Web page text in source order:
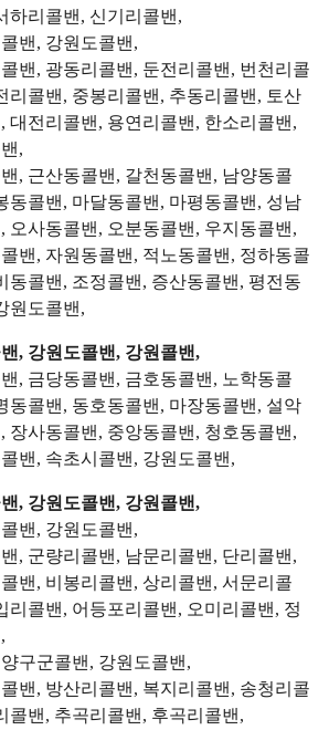
하리콜밴, 신기리콜밴,
밴, 강원도콜밴,
밴, 광동리콜밴, 둔전리콜밴, 번천리콜
리콜밴, 중봉리콜밴, 추동리콜밴, 토산
대전리콜밴, 용연리콜밴, 한소리콜밴,
,
, 근산동콜밴, 갈천동콜밴, 남양동콜
동콜밴, 마달동콜밴, 마평동콜밴, 성남
오사동콜밴, 오분동콜밴, 우지동콜밴,
밴, 자원동콜밴, 적노동콜밴, 정하동콜
동콜밴, 조정콜밴, 증산동콜밴, 평전동
원도콜밴,
, 강원도콜밴, 강원콜밴,
, 금당동콜밴, 금호동콜밴, 노학동콜
동콜밴, 동호동콜밴, 마장동콜밴, 설악
장사동콜밴, 중앙동콜밴, 청호동콜밴,
밴, 속초시콜밴, 강원도콜밴,
, 강원도콜밴, 강원콜밴,
밴, 강원도콜밴,
, 군량리콜밴, 남문리콜밴, 단리콜밴,
밴, 비봉리콜밴, 상리콜밴, 서문리콜
리콜밴, 어등포리콜밴, 오미리콜밴, 정
구군콜밴, 강원도콜밴,
밴, 방산리콜밴, 복지리콜밴, 송청리콜
콜밴, 추곡리콜밴, 후곡리콜밴,